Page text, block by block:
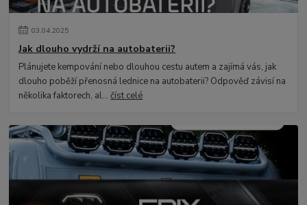
03.04.2025
Jak dlouho vydrží na autobaterii?
Plánujete kempování nebo dlouhou cestu autem a zajímá vás, jak
dlouho poběží přenosná lednice na autobaterii? Odpověď závisí na
několika faktorech, al...číst celé